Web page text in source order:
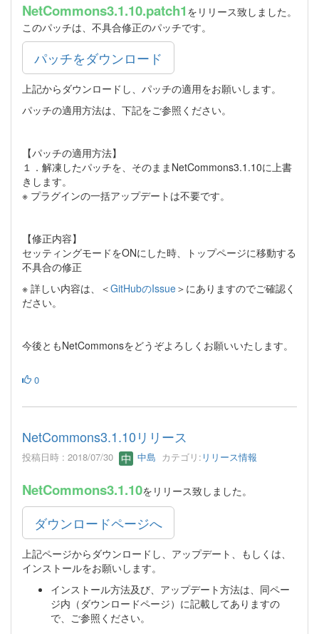
NetCommons3.1.10.patch1 をリリース致しました。
このパッチは、不具合修正のパッチです。
パッチをダウンロード
上記からダウンロードし、パッチの適用をお願いします。
パッチの適用方法は、下記をご参照ください。
【パッチの適用方法】
１．解凍したパッチを、そのままNetCommons3.1.10に上書
きします。
※ プラグインの一括アップデートは不要です。
【修正内容】
セッティングモードをONにした時、トップページに移動する
不具合の修正
※ 詳しい内容は、＜GitHubのIssue＞にありますのでご確認く
ださい。
今後ともNetCommonsをどうぞよろしくお願いいたします。
0
NetCommons3.1.10リリース
投稿日時 : 2018/07/30 中島 カテゴリ: リリース情報
NetCommons3.1.10をリリース致しました。
ダウンロードページへ
上記ページからダウンロードし、アップデート、もしくは、
インストールをお願いします。
インストール方法及び、アップデート方法は、同ペー
ジ内（ダウンロードページ）に記載してありますの
で、ご参照ください。